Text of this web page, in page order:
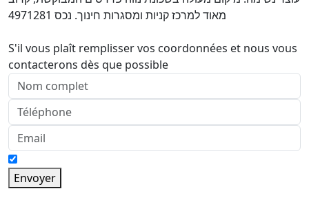
מאוד למרכז קניות ומסגרות חינוך. נכס 4971281
S'il vous plaît remplisser vos coordonnées et nous vous
contacterons dès que possible
Envoyer